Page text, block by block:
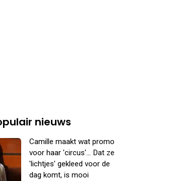
nieuws
Camille maakt wat promo
voor haar 'circus'... Dat ze
'lichtjes' gekleed voor de
dag komt, is mooi